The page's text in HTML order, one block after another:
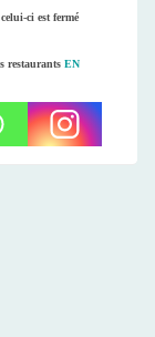
ci est fermé
restaurants EN